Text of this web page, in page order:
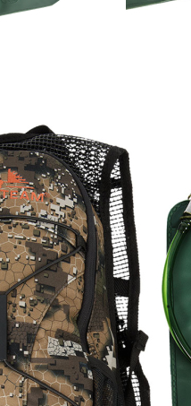
fürJagen&Angeln